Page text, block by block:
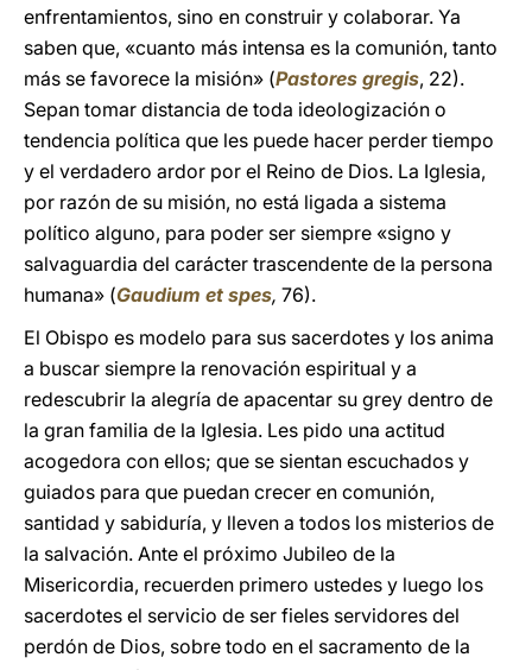
enfrentamientos, sino en construir y colaborar. Ya
saben que, «cuanto más intensa es la comunión, tanto
más se favorece la misión» (Pastores gregis, 22).
Sepan tomar distancia de toda ideologización o
tendencia política que les puede hacer perder tiempo
y el verdadero ardor por el Reino de Dios. La Iglesia,
por razón de su misión, no está ligada a sistema
político alguno, para poder ser siempre «signo y
salvaguardia del carácter trascendente de la persona
humana» (Gaudium et spes, 76).
El Obispo es modelo para sus sacerdotes y los anima
a buscar siempre la renovación espiritual y a
redescubrir la alegría de apacentar su grey dentro de
la gran familia de la Iglesia. Les pido una actitud
acogedora con ellos; que se sientan escuchados y
guiados para que puedan crecer en comunión,
santidad y sabiduría, y lleven a todos los misterios de
la salvación. Ante el próximo Jubileo de la
Misericordia, recuerden primero ustedes y luego los
sacerdotes el servicio de ser fieles servidores del
perdón de Dios, sobre todo en el sacramento de la